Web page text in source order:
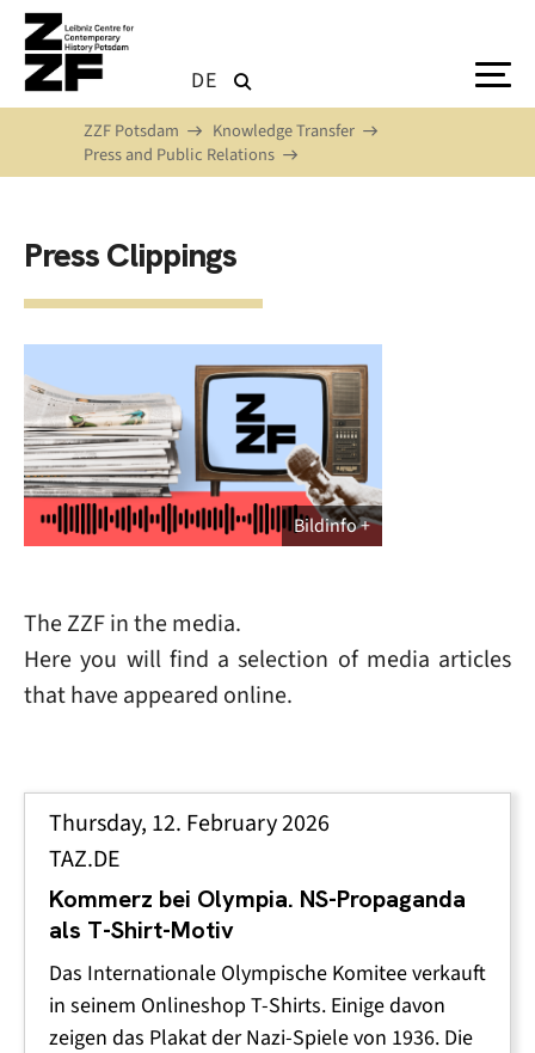
Skip to main content
DE
ZZF Potsdam
Knowledge Transfer
Press and Public Relations
Press Clippings
Bildinfo
The ZZF in the media.
Here you will find a selection of media articles
that have appeared online.
Thursday, 12. February 2026
TAZ.DE
Kommerz bei Olympia. NS-Propaganda
als T-Shirt-Motiv
Das Internationale Olympische Komitee verkauft
in seinem Onlineshop T-Shirts. Einige davon
zeigen das Plakat der Nazi-Spiele von 1936. Die